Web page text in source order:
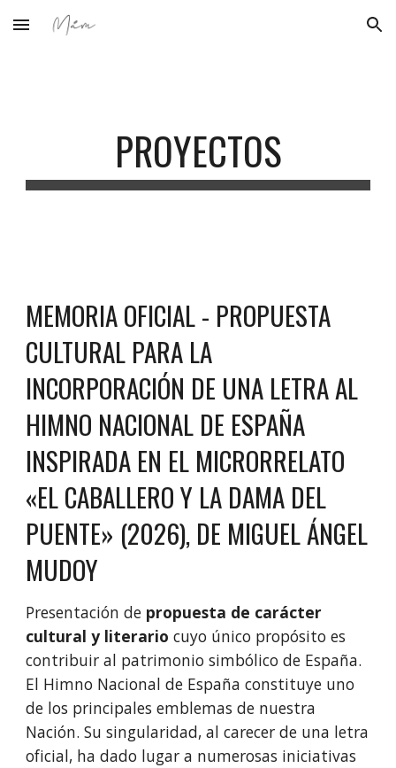
Skip to main content Skip to navigation
PROYECTOS
MEMORIA OFICIAL - PROPUESTA
CULTURAL PARA LA
INCORPORACIÓN DE UNA LETRA AL
HIMNO NACIONAL DE ESPAÑA
INSPIRADA EN EL MICRORRELATO
«EL CABALLERO Y LA DAMA DEL
PUENTE» (2026), DE MIGUEL ÁNGEL
MUDOY
Presentación de propuesta de carácter
cultural y literario cuyo único propósito es
contribuir al patrimonio simbólico de España.
El Himno Nacional de España constituye uno
de los principales emblemas de nuestra
Nación. Su singularidad, al carecer de una letra
oficial, ha dado lugar a numerosas iniciativas